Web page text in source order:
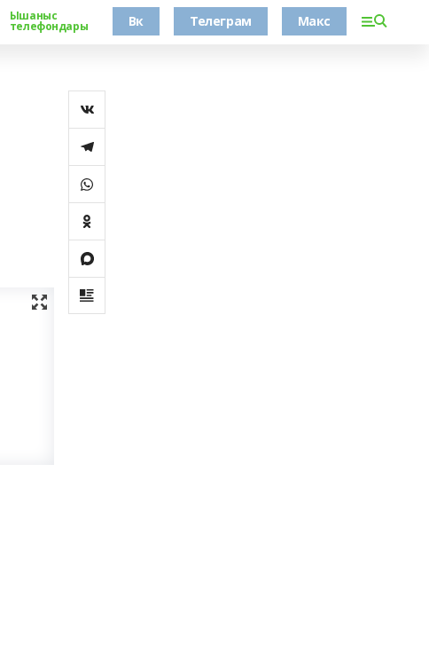
Ышаныс
телефондары Вк Телеграм Макс